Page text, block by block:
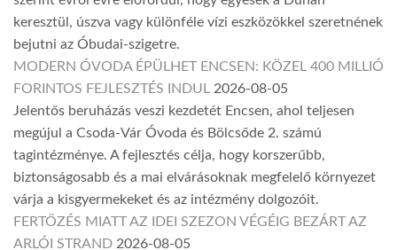
keresztül, úszva vagy különféle vízi eszközökkel szeretnének
bejutni az Óbudai-szigetre.
MODERN ÓVODA ÉPÜLHET ENCSEN: KÖZEL 400 MILLIÓ
FORINTOS FEJLESZTÉS INDUL 2026-08-05
Jelentős beruházás veszi kezdetét Encsen, ahol teljesen
megújul a Csoda-Vár Óvoda és Bölcsőde 2. számú
tagintézménye. A fejlesztés célja, hogy korszerűbb,
biztonságosabb és a mai elvárásoknak megfelelő környezet
várja a kisgyermekeket és az intézmény dolgozóit.
FERTŐZÉS MIATT AZ IDEI SZEZON VÉGÉIG BEZÁRT AZ
ARLÓI STRAND 2026-08-05